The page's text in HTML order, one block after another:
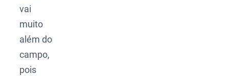
vai
muito
além do
campo,
pois